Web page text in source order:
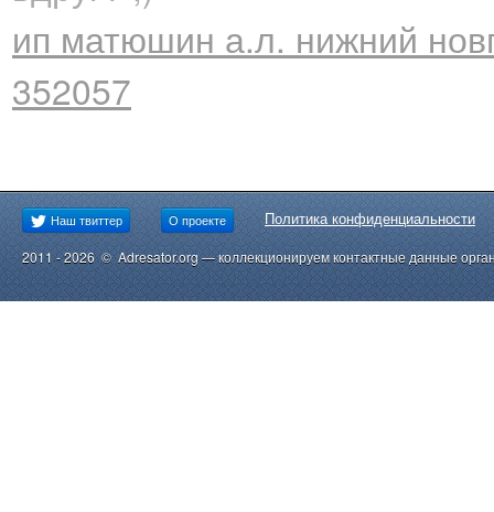
ип матюшин а.л. нижний
352057
Наш твиттер О проекте Политика конфиденциальности
2011 - 2026 © Adresator.org — коллекционируем контактные данные